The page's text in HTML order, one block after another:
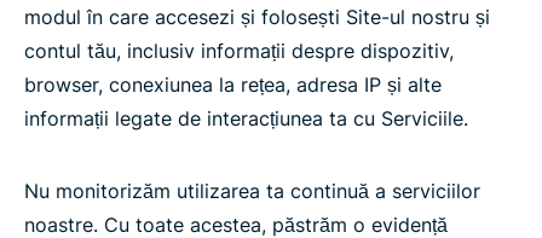
modul în care accesezi și folosești Site-ul nostru și
contul tău, inclusiv informații despre dispozitiv,
browser, conexiunea la rețea, adresa IP și alte
informații legate de interacțiunea ta cu Serviciile.
Nu monitorizăm utilizarea ta continuă a serviciilor
noastre. Cu toate acestea, păstrăm o evidență